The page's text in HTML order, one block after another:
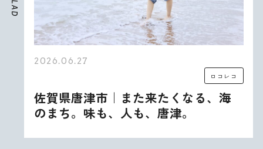
L
A
D
2026.06.27
ロコレコ
佐賀県唐津市｜また来たくなる、海
のまち。味も、人も、唐津。